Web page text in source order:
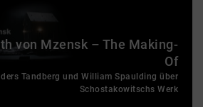
von Mzensk – The Making-
Of
Tandberg und William Spaulding über
Schostakowitschs Werk